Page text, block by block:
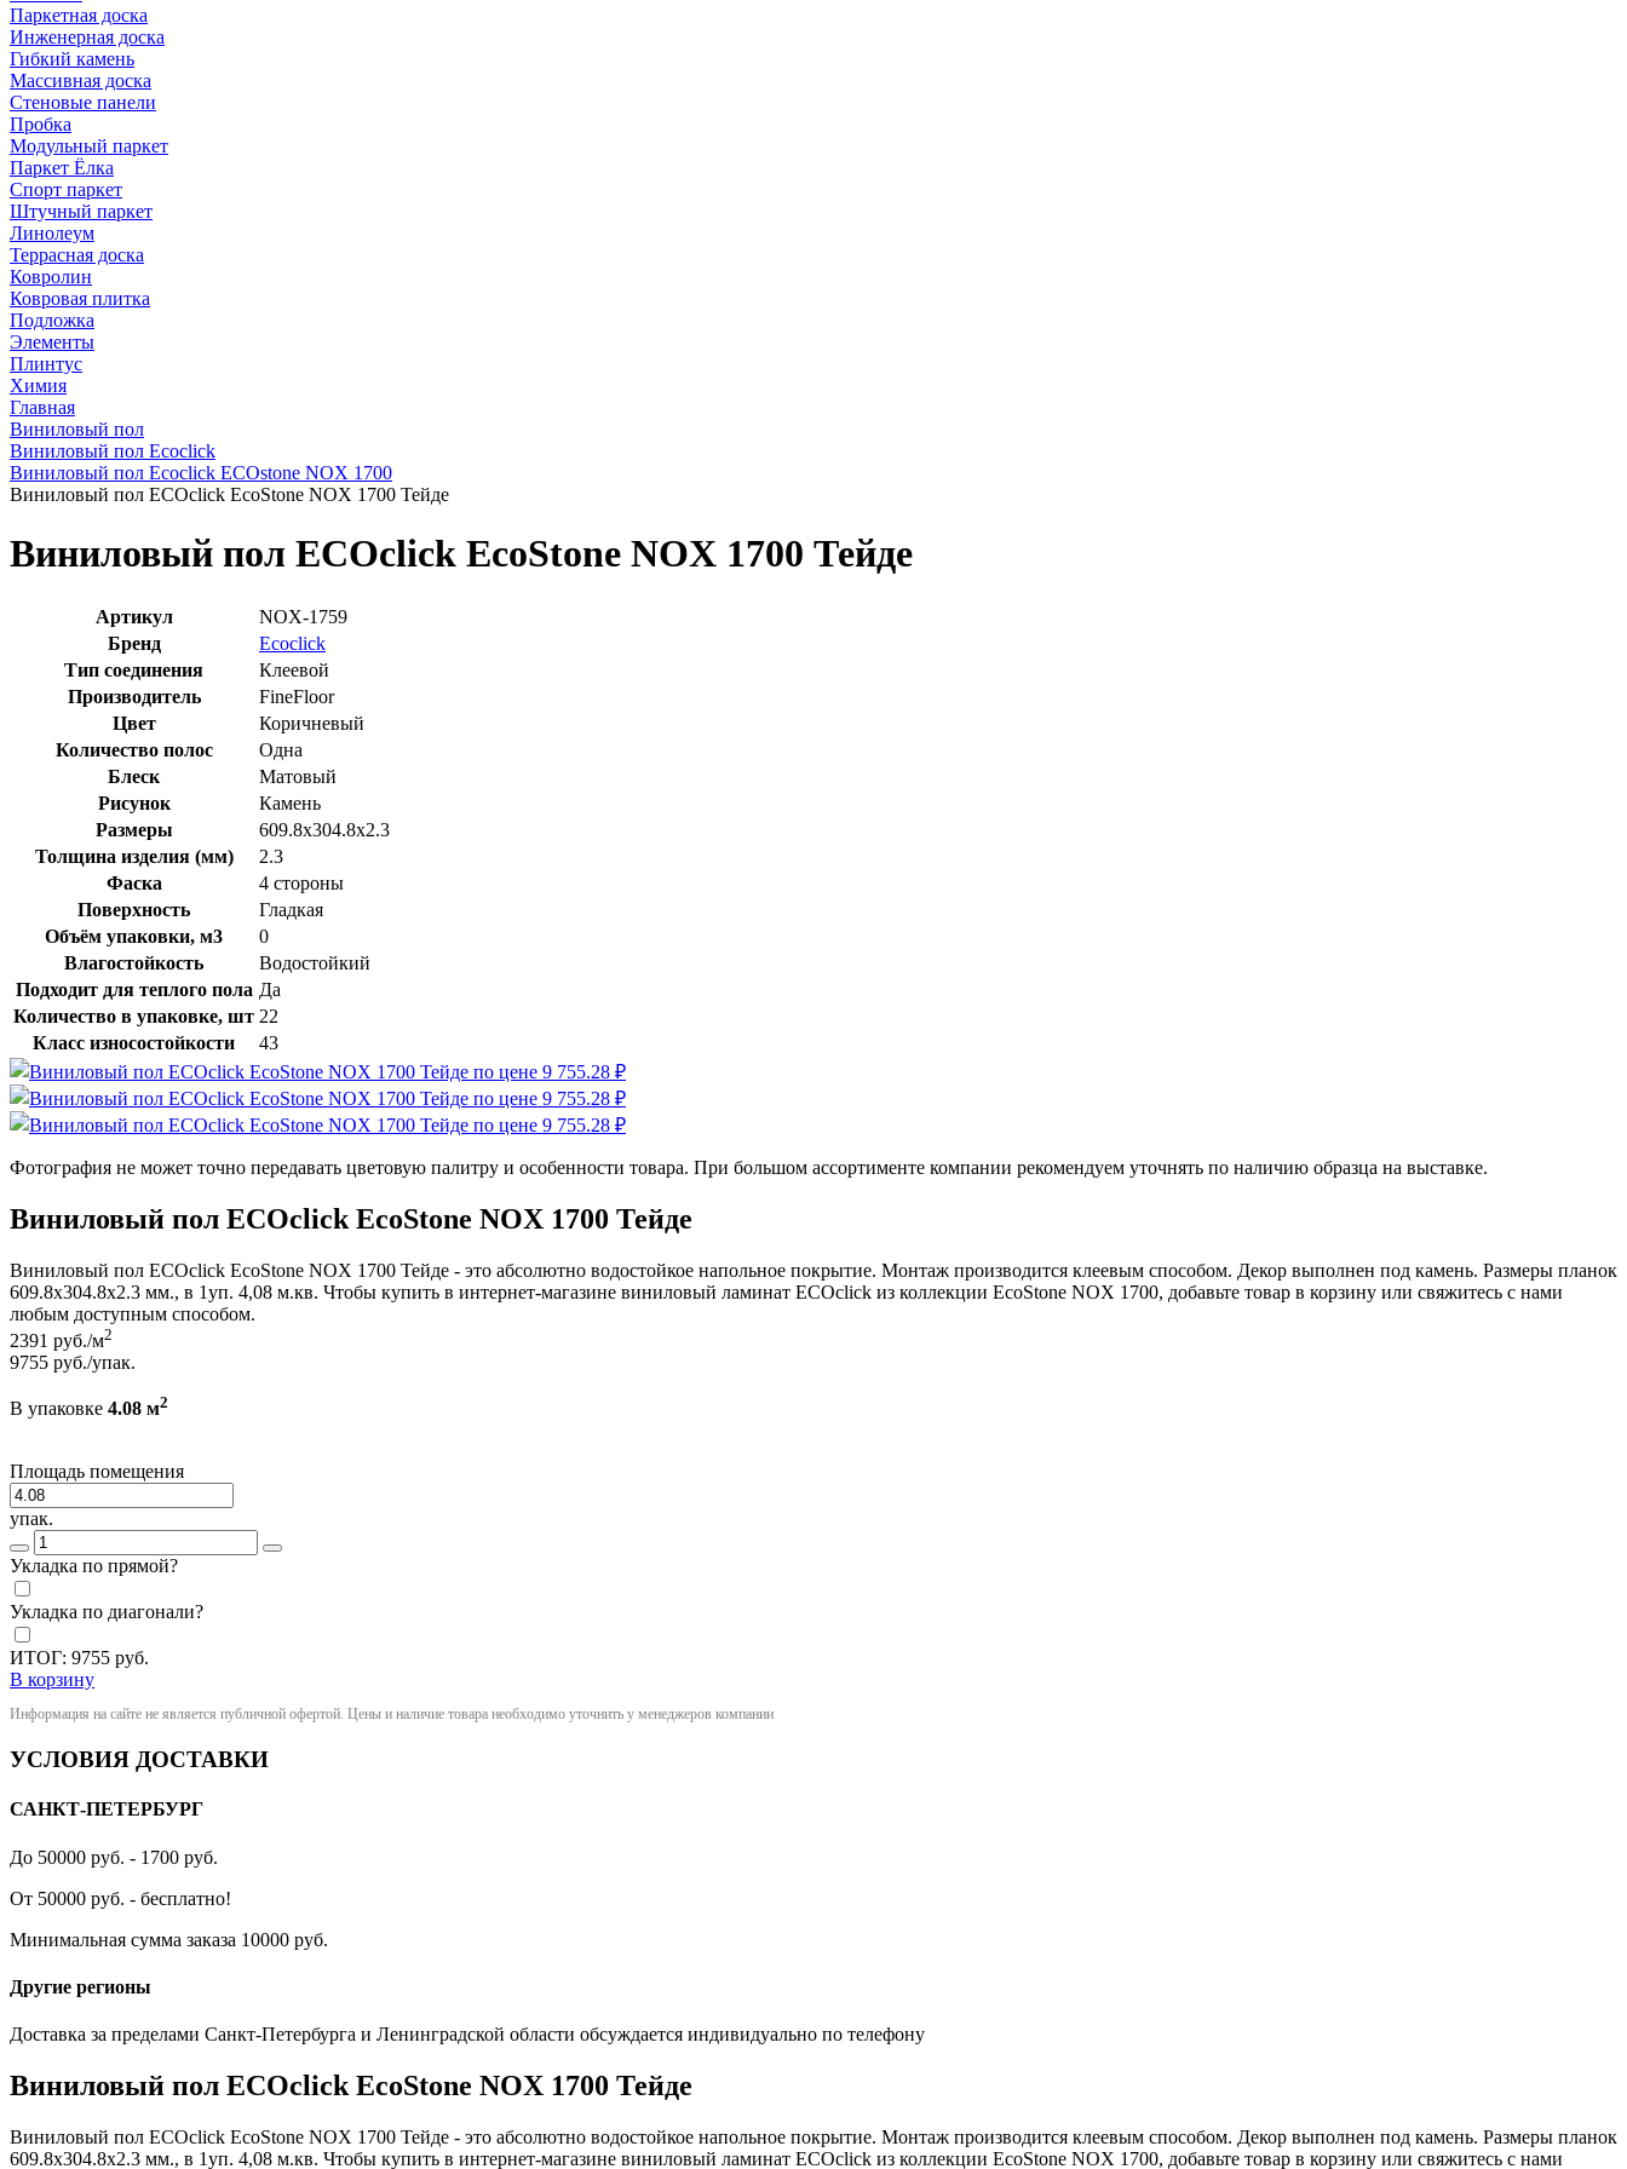
Паркетная доска
Инженерная доска
Гибкий камень
Массивная доска
Стеновые панели
Пробка
Модульный паркет
Паркет Ёлка
Спорт паркет
Штучный паркет
Линолеум
Террасная доска
Ковролин
Ковровая плитка
Подложка
Элементы
Плинтус
Химия
Главная
Виниловый пол
Виниловый пол Ecoclick
Виниловый пол Ecoclick ECOstone NOX 1700
Виниловый пол ECOclick EcoStone NOX 1700 Тейде
Виниловый пол ECOclick EcoStone NOX 1700 Тейде
Артикул
NOX-1759
Бренд
Ecoclick
Тип соединения
Клеевой
Производитель
FineFloor
Цвет
Коричневый
Количество полос
Одна
Блеск
Матовый
Рисунок
Камень
Размеры
609.8x304.8x2.3
Толщина изделия (мм)
2.3
Фаска
4 стороны
Поверхность
Гладкая
Объём упаковки, м3
0
Влагостойкость
Водостойкий
Подходит для теплого пола Да
Количество в упаковке, шт 22
Класс износостойкости
43
Фотография не может точно передавать цветовую палитру и особенности товара. При большом ассортименте компании рекомендуем уточнять по наличию образца на выставке.
Виниловый пол ECOclick EcoStone NOX 1700 Тейде
Виниловый пол ECOclick EcoStone NOX 1700 Тейде - это абсолютно водостойкое напольное покрытие. Монтаж производится клеевым способом. Декор выполнен под камень. Размеры планок
609.8x304.8x2.3 мм., в 1уп. 4,08 м.кв. Чтобы купить в интернет-магазине виниловый ламинат ECOclick из коллекции EcoStone NOX 1700, добавьте товар в корзину или свяжитесь с нами
любым доступным способом.
2391 руб./м2
9755 руб./упак.
В упаковке 4.08 м2
Площадь помещения
упак.
Укладка по прямой?
Укладка по диагонали?
ИТОГ: 9755 руб.
В корзину
Информация на сайте не является публичной офертой. Цены и наличие товара необходимо уточнить у менеджеров компании
УСЛОВИЯ ДОСТАВКИ
САНКТ-ПЕТЕРБУРГ
До 50000 руб. - 1700 руб.
От 50000 руб. - бесплатно!
Минимальная сумма заказа 10000 руб.
Другие регионы
Доставка за пределами Санкт-Петербурга и Ленинградской области обсуждается индивидуально по телефону
Виниловый пол ECOclick EcoStone NOX 1700 Тейде
Виниловый пол ECOclick EcoStone NOX 1700 Тейде - это абсолютно водостойкое напольное покрытие. Монтаж производится клеевым способом. Декор выполнен под камень. Размеры планок
609.8x304.8x2.3 мм., в 1уп. 4,08 м.кв. Чтобы купить в интернет-магазине виниловый ламинат ECOclick из коллекции EcoStone NOX 1700, добавьте товар в корзину или свяжитесь с нами